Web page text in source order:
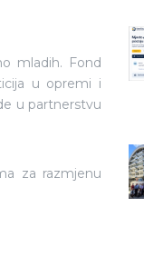
mladih. Fond
u opremi i
u partnerstvu
za razmjenu